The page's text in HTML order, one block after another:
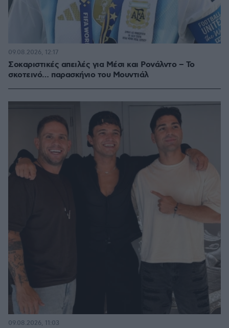
Σοκαριστικές απειλές για Μέσι και Ρονάλντο – Το
σκοτεινό… παρασκήνιο του Μουντιάλ
09.08.2026, 12:17
09.08.2026, 11:03